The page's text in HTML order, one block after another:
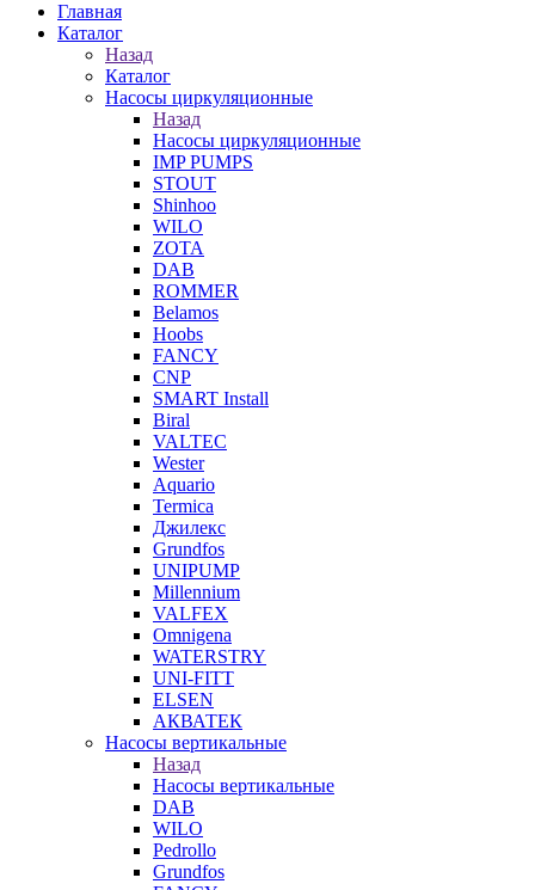
Главная
Каталог
Назад
Каталог
Насосы циркуляционные
Назад
Насосы циркуляционные
IMP PUMPS
STOUT
Shinhoo
WILO
ZOTA
DAB
ROMMER
Belamos
Hoobs
FANCY
CNP
SMART Install
Biral
VALTEC
Wester
Aquario
Termica
Джилекс
Grundfos
UNIPUMP
Millennium
VALFEX
Omnigena
WATERSTRY
UNI-FITT
ELSEN
АКВАТЕК
Насосы вертикальные
Назад
Насосы вертикальные
DAB
WILO
Pedrollo
Grundfos